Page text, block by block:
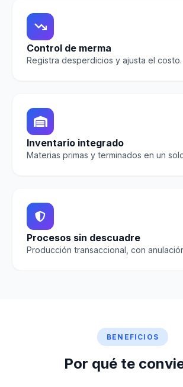
Control de merma
Registra desperdicios y ajusta el costo.
Inventario integrado
Materias primas y terminados en un
Procesos sin descuadre
Producción transaccional, con
BENEFICIOS
Por qué te